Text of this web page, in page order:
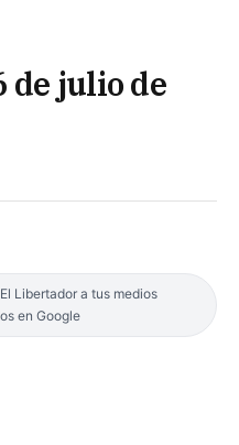
de julio de
Libertador a tus medios
en Google